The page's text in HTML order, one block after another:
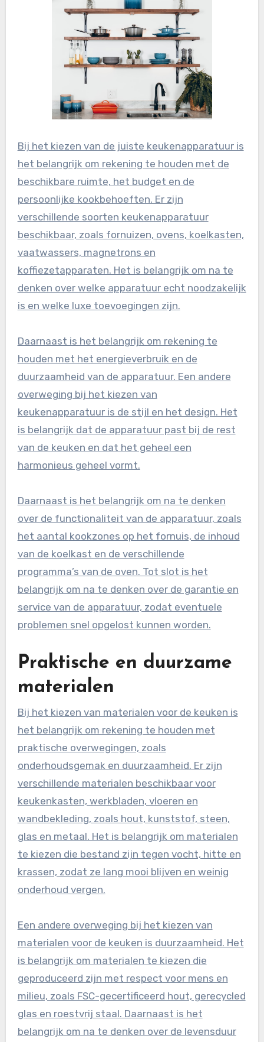
Bij het kiezen van de juiste keukenapparatuur is
het belangrijk om rekening te houden met de
beschikbare ruimte, het budget en de
persoonlijke kookbehoeften. Er zijn
verschillende soorten keukenapparatuur
beschikbaar, zoals fornuizen, ovens, koelkasten,
vaatwassers, magnetrons en
koffiezetapparaten. Het is belangrijk om na te
denken over welke apparatuur echt noodzakelijk
is en welke luxe toevoegingen zijn.
Daarnaast is het belangrijk om rekening te
houden met het energieverbruik en de
duurzaamheid van de apparatuur. Een andere
overweging bij het kiezen van
keukenapparatuur is de stijl en het design. Het
is belangrijk dat de apparatuur past bij de rest
van de keuken en dat het geheel een
harmonieus geheel vormt.
Daarnaast is het belangrijk om na te denken
over de functionaliteit van de apparatuur, zoals
het aantal kookzones op het fornuis, de inhoud
van de koelkast en de verschillende
programma’s van de oven. Tot slot is het
belangrijk om na te denken over de garantie en
service van de apparatuur, zodat eventuele
problemen snel opgelost kunnen worden.
Praktische en duurzame
materialen
Bij het kiezen van materialen voor de keuken is
het belangrijk om rekening te houden met
praktische overwegingen, zoals
onderhoudsgemak en duurzaamheid. Er zijn
verschillende materialen beschikbaar voor
keukenkasten, werkbladen, vloeren en
wandbekleding, zoals hout, kunststof, steen,
glas en metaal. Het is belangrijk om materialen
te kiezen die bestand zijn tegen vocht, hitte en
krassen, zodat ze lang mooi blijven en weinig
onderhoud vergen.
Een andere overweging bij het kiezen van
materialen voor de keuken is duurzaamheid. Het
is belangrijk om materialen te kiezen die
geproduceerd zijn met respect voor mens en
milieu, zoals FSC-gecertificeerd hout, gerecycled
glas en roestvrij staal. Daarnaast is het
belangrijk om na te denken over de levensduur